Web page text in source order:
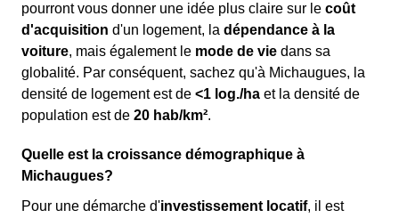
pourront vous donner une idée plus claire sur le coût
d'acquisition d'un logement, la dépendance à la
voiture, mais également le mode de vie dans sa
globalité. Par conséquent, sachez qu'à Michaugues, la
densité de logement est de <1 log./ha et la densité de
population est de 20 hab/km².
Quelle est la croissance démographique à
Michaugues?
Pour une démarche d'investissement locatif, il est